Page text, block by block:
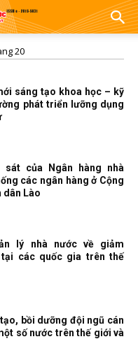
20
sáng tạo khoa học – kỹ
phát triển lưỡng dụng
sát của Ngân hàng nhà
các ngân hàng ở Cộng
dân Lào
lý nhà nước về giảm
tại các quốc gia trên thế
bồi dưỡng đội ngũ cán
số nước trên thế giới và